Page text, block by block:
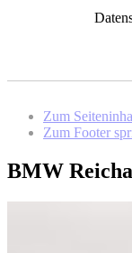
Zum
Zum Footer
BMW